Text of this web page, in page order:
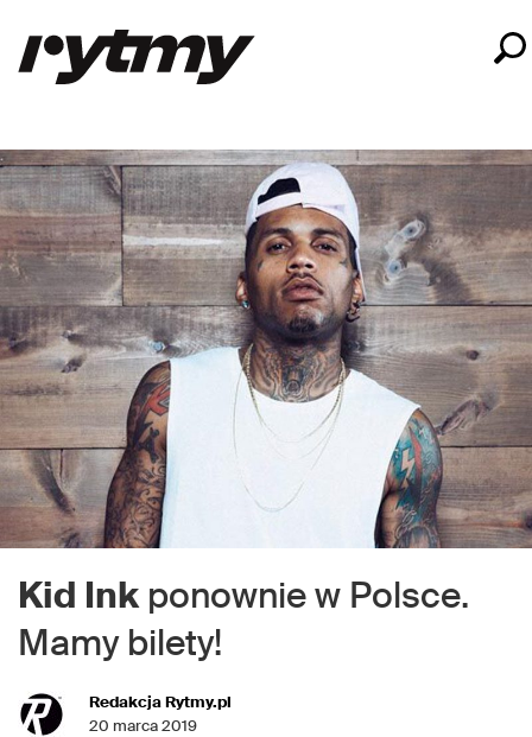
Kid Inkponownie w Polsce.
Mamy bilety!
Redakcja Rytmy.pl
20 marca 2019